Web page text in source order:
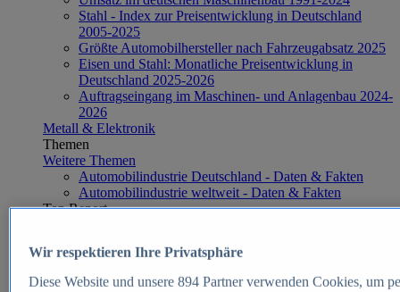
Stahl - Index zur Preisentwicklung in Deutschland
2005-2025
Größte Automobilhersteller nach Fahrzeugabsatz 2025
Eisen und Stahl: Monatliche Preisentwicklung in
Deutschland 2025-2026
Auftragseingang im Maschinen- und Anlagenbau 2024-
2026
Metall & Elektronik
Themen
Weitere Themen
Automobilindustrie Deutschland - Daten & Fakten
Automobilindustrie weltweit - Daten & Fakten
Top Report
Wir respektieren Ihre Privatsphäre
Diese Website und unsere 894Partner verwenden Cookies, um